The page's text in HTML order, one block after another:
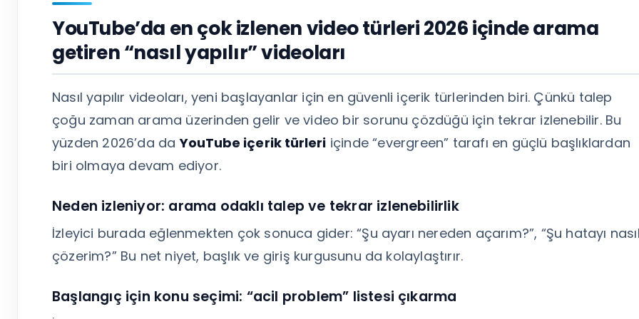
YouTube’da en çok izlenen video türleri 2026 içinde arama
getiren “nasıl yapılır” videoları
Nasıl yapılır videoları, yeni başlayanlar için en güvenli içerik türlerinden biri. Çünkü talep
çoğu zaman arama üzerinden gelir ve video bir sorunu çözdüğü için tekrar izlenebilir. Bu
yüzden 2026’da daYouTube içerik türleri içinde “evergreen” tarafı en güçlü başlıklardan
biri olmaya devam ediyor.
Neden izleniyor: arama odaklı talep ve tekrar izlenebilirlik
İzleyici burada eğlenmekten çok sonuca gider: “Şu ayarı nereden açarım?”, “Şu hatayı
çözerim?” Bu net niyet, başlık ve giriş kurgusunu da kolaylaştırır.
Başlangıç için konu seçimi: “acil problem” listesi çıkarma